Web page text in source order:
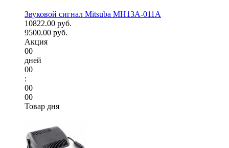
Звуковой сигнал Mitsuba MH13A-011A
10822.00 руб.
9500.00 руб.
Акция
00
дней
00
:
00
00
Товар дня